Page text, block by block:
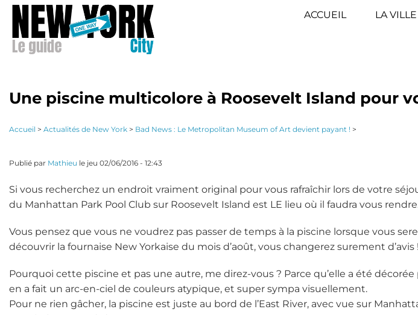
Aller
contenu
principal
ACCUEIL LA VILLE
Une piscine multicolore à Roosevelt Island pour
Accueil > Actualités de New York > Bad News : Le Metropolitan Museum of Art devient payant ! >
Publié par Mathieu le jeu 02/06/2016 - 12:43
Si vous recherchez un endroit vraiment original pour vous rafraîchir lors de votre
du Manhattan Park Pool Club sur Roosevelt Island est LE lieu où il faudra vous
Vous pensez que vous ne voudrez pas passer de temps à la piscine lorsque vous
découvrir la fournaise New Yorkaise du mois d’août, vous changerez surement d’avis !
Pourquoi cette piscine et pas une autre, me direz-vous ? Parce qu’elle a été
en a fait un arc-en-ciel de couleurs atypique, et super sympa visuellement.
Pour ne rien gâcher, la piscine est juste au bord de l’East River, avec vue sur